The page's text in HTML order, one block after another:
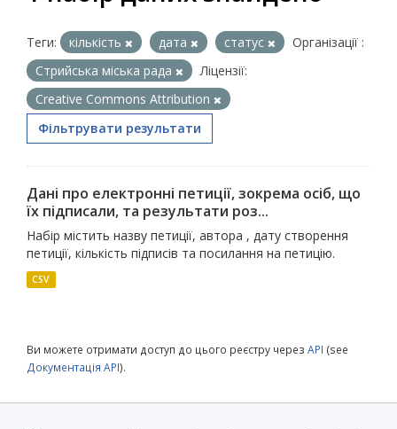
Теги: кількість дата статус
Організації :
Стрийська міська рада
Ліцензії:
Creative Commons Attribution
Фільтрувати результати
Дані про електронні петиції, зокрема осіб, що
їх підписали, та результати роз...
Набір містить назву петиції, автора , дату створення
петиції, кількість підписів та посилання на петицію.
CSV
Ви можете отримати доступ до цього реєстру через API (see
Документація API).